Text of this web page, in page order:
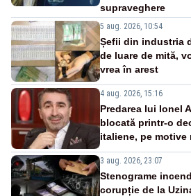
supraveghere
5 aug. 2026, 10:54
Șefii din industria
de luare de mită,
vrea în arest
4 aug. 2026, 15:16
Predarea lui Ionel
blocată printr-o
italiene, pe motive
3 aug. 2026, 23:07
Stenograme
corupție de la